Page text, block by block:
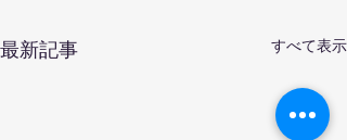
最新記事 すべて表示